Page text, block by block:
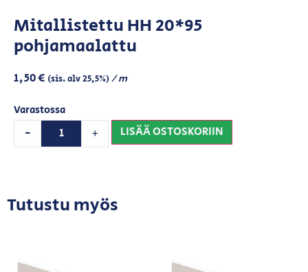
Mitallistettu HH 20*95
pohjamaalattu
1,50€ (sis. alv 25,5%)/ m
Varastossa
- + LISÄÄ OSTOSKORIIN
Tutustu myös